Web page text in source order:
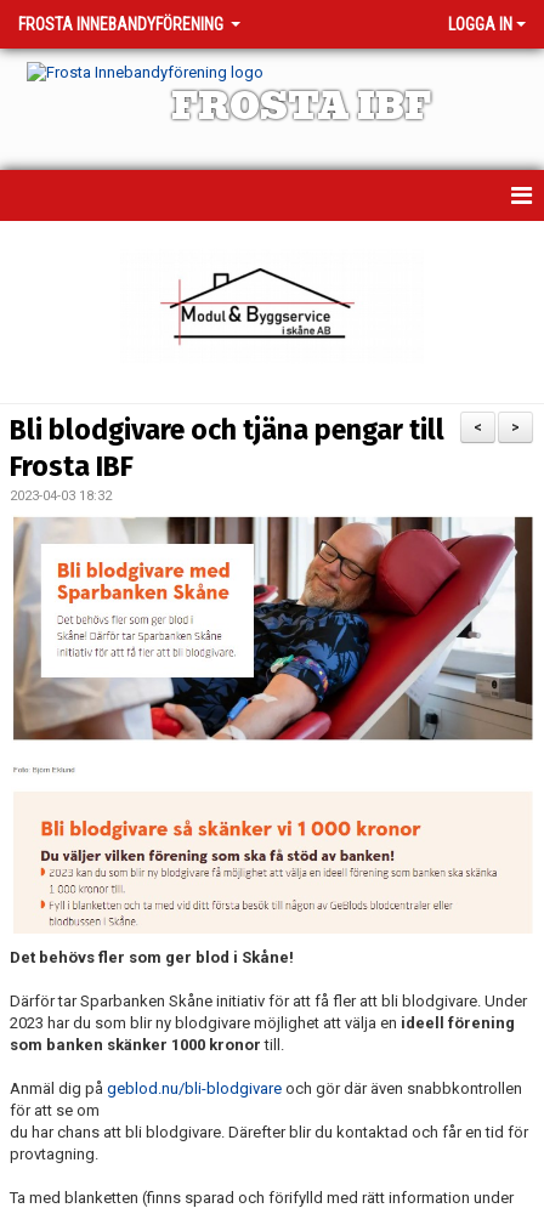
FROSTA INNEBANDYFÖRENING LOGGA IN
FROSTA IBF
OM KLUBBEN
VÅRA LAG - KONTAKTPERSONER
KONTAKT
KLUBBKLÄDER
MEDLEMSAVGIFTER
SPONSRING
DOKUMENT
INSTRUKTIONSFILM
GÅ EN UTBILDNING
KNÄKONTROLL+
>
<
Bli blodgivare och tjäna pengar till
Frosta IBF
2023-04-03 18:32
Det behövs fler som ger blod i Skåne!
Därför tar Sparbanken Skåne initiativ för att få fler att bli blodgivare. Under
2023 har du som blir ny blodgivare möjlighet att välja en ideell förening
som banken skänker 1000 kronor till.
Anmäl dig på geblod.nu/bli-blodgivare och gör där även snabbkontrollen
för att se om
du har chans att bli blodgivare. Därefter blir du kontaktad och får en tid för
provtagning.
Ta med blanketten (finns sparad och förifylld med rätt information under